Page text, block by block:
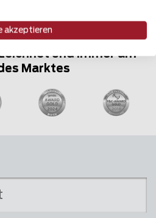
und immer am
Marktes
akzeptieren